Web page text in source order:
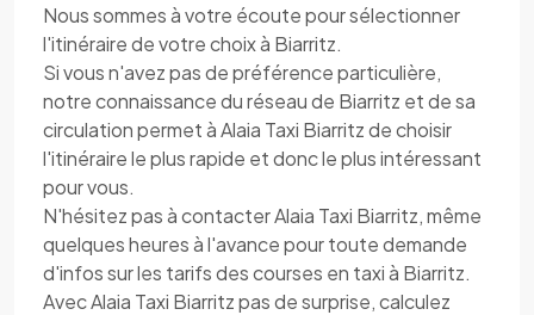
Nous sommes à votre écoute pour sélectionner
l'itinéraire de votre choix à Biarritz.
Si vous n'avez pas de préférence particulière,
notre connaissance du réseau de Biarritz et de sa
circulation permet à Alaia Taxi Biarritz de choisir
l'itinéraire le plus rapide et donc le plus intéressant
pour vous.
N'hésitez pas à contacter Alaia Taxi Biarritz, même
quelques heures à l'avance pour toute demande
d'infos sur les tarifs des courses en taxi à Biarritz.
Avec Alaia Taxi Biarritz pas de surprise, calculez